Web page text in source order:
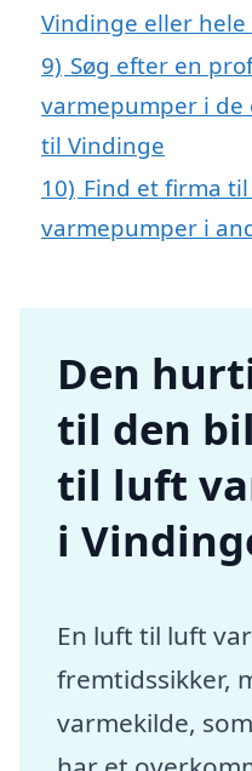
Vindinge eller
9) Søg efter en
varmepumper i
til Vindinge
10) Find et firma
varmepumper i
Den
til den
til luft
i
En luft til luft
fremtidssikker,
varmekilde,